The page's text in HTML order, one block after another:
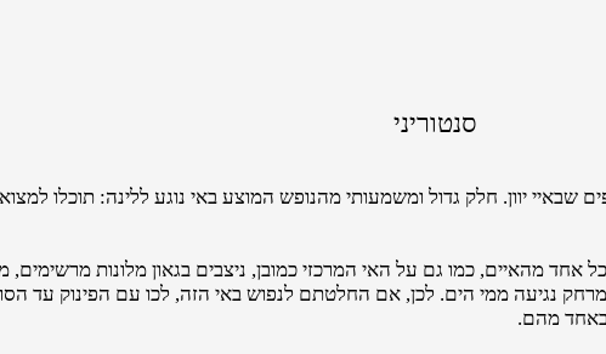
סנטוריני
יוון. חלק גדול ומשמעותי מהנופש המוצע באי נוגע ללינה: תוכלו למצוא
אחד מהאיים, כמו גם על האי המרכזי כמובן, ניצבים בגאון מלונות
נגיעה ממי הים. לכן, אם החלטתם לנפוש באי הזה, לכו עם הפינוק עד
באחד מהם.